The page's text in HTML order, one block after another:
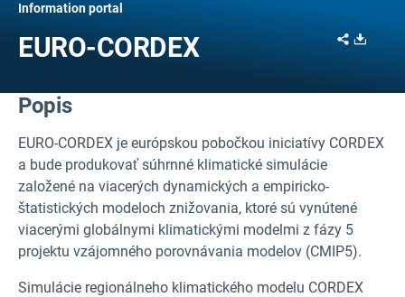
Information portal
EURO-CORDEX Share
Popis
EURO-CORDEX je európskou pobočkou iniciatívy CORDEX
a bude produkovať súhrnné klimatické simulácie
založené na viacerých dynamických a empiricko-
štatistických modeloch znižovania, ktoré sú vynútené
viacerými globálnymi klimatickými modelmi z fázy 5
projektu vzájomného porovnávania modelov (CMIP5).
Simulácie regionálneho klimatického modelu CORDEX